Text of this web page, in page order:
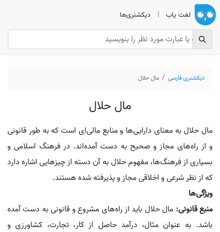
لغت یاب | دیکشنری‌ها
دیکشنری فارسی مال حلال
مال حلال
مال حلال به معنای دارایی‌ها و منابع مالی‌ای است که به طور قانونی
و از راه‌های مجاز و صحیح به دست آمده‌اند. در فرهنگ اسلامی و
بسیاری از فرهنگ‌ها، مفهوم حلال به آن دسته از چیزهایی اشاره دارد
که از نظر شرعی و اخلاقی مجاز و پذیرفته شده هستند.
ویژگی‌ها
منبع قانونی: مال حلال باید از راه‌های مشروع و قانونی به دست آمده
باشد. به عنوان مثال، درآمد حاصل از کار، تجارت، کشاورزی و